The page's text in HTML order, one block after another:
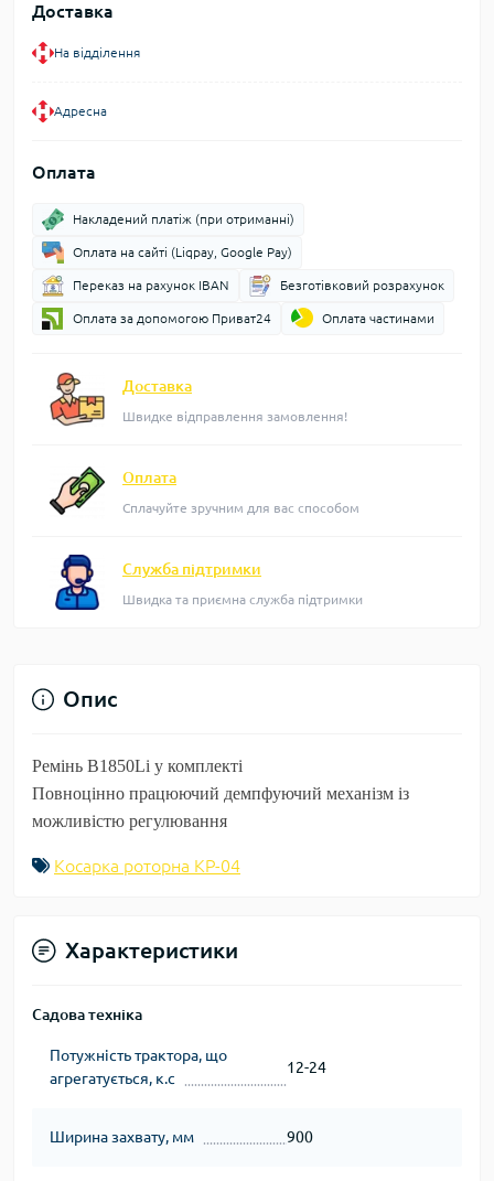
Доставка
На відділення
Адресна
Оплата
Накладений платіж (при отриманні)
Оплата на сайті (Liqpay, Google Pay)
Переказ на рахунок IBAN Безготівковий розрахунок
Оплата за допомогою Приват24 Оплата частинами
Доставка
Швидке відправлення замовлення!
Оплата
Сплачуйте зручним для вас способом
Служба підтримки
Швидка та приємна служба підтримки
Опис
Ремінь B1850Li у комплекті
Повноцінно працюючий демпфуючий механізм із
можливістю регулювання
Косарка роторна КР-04
Характеристики
Садова техніка
Потужність трактора, що
агрегатується, к.с
12-24
Ширина захвату, мм 900